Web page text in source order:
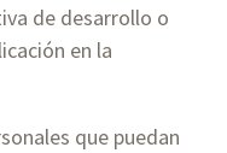
de desarrollo o
en la
que puedan